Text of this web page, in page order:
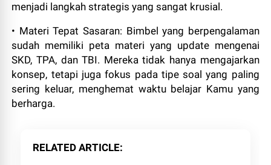
menjadi langkah strategis yang sangat krusial.
• Materi Tepat Sasaran: Bimbel yang berpengalaman
sudah memiliki peta materi yang update mengenai
SKD, TPA, dan TBI. Mereka tidak hanya mengajarkan
konsep, tetapi juga fokus pada tipe soal yang paling
sering keluar, menghemat waktu belajar Kamu yang
berharga.
RELATED ARTICLE